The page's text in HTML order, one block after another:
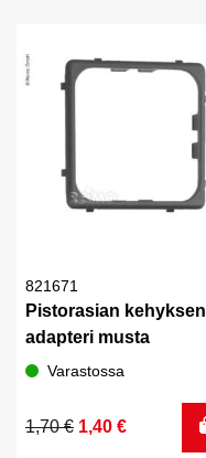
821671
Pistorasian kehyksen
adapteri musta
Varastossa
1,70€
Alkuperäinen
1,40 €
Nykyinen